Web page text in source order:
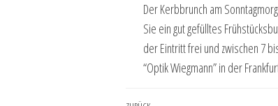
Der Kerb­brunch am
Sie ein gut gefüll­tes
der Ein­tritt frei und zwi­schen 7
“Optik Wieg­mann” in der